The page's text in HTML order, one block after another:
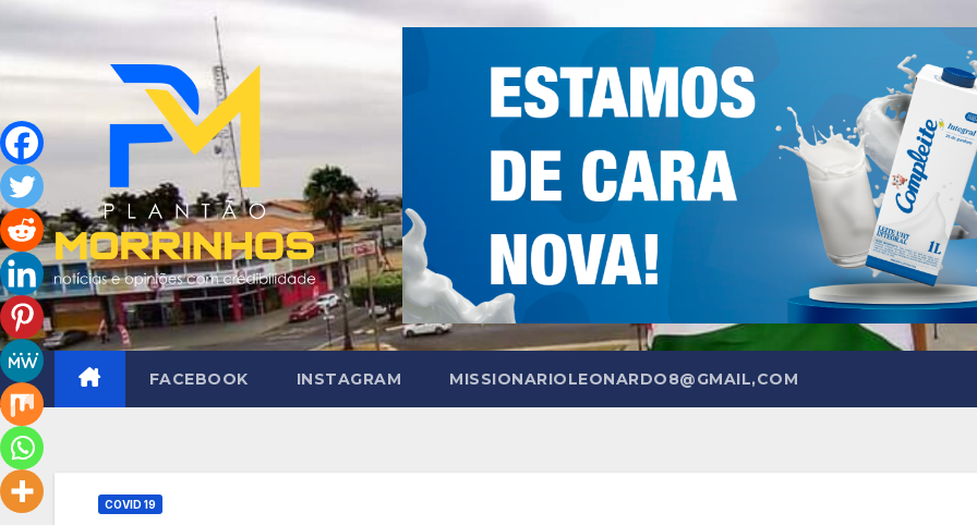
Skip
to
content
FACEBOOK INSTAGRAM MISSIONARIOLEONARDO8@GMAIL,COM
COVID 19